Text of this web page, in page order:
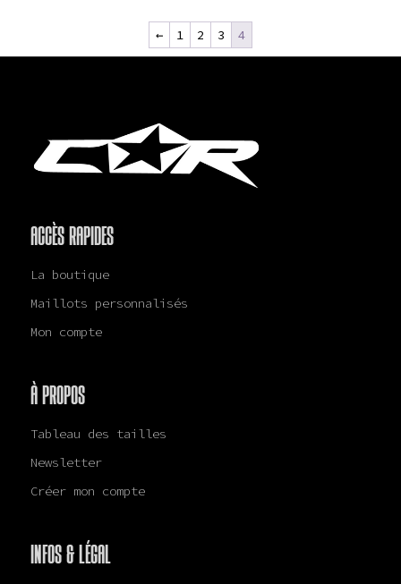
23,95€
à
29,95€
← 1 2 3 4
ACCÈS RAPIDES
La boutique
Maillots personnalisés
Mon compte
À PROPOS
Tableau des tailles
Newsletter
Créer mon compte
INFOS & LÉGAL